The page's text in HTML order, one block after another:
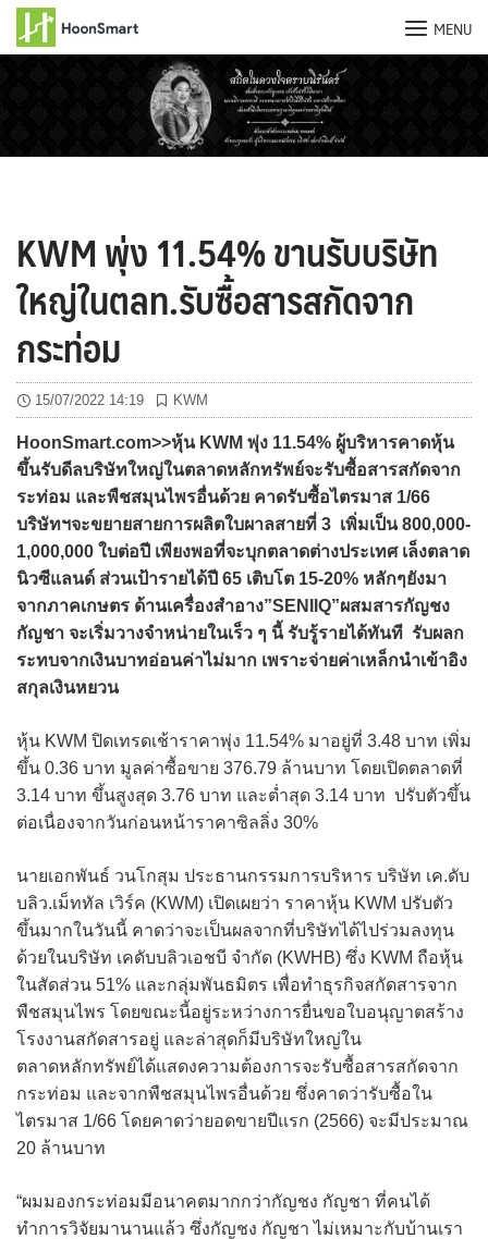
MENU
KWM พุ่ง 11.54% ขานรับบริษัท
ใหญ่ในตลท.รับซื้อสารสกัดจาก
กระท่อม
15/07/2022 14:19 KWM
HoonSmart.com>>หุ้น KWM พุ่ง 11.54% ผู้บริหารคาดหุ้น
ขึ้นรับดีลบริษัทใหญ่ในตลาดหลักทรัพย์จะรับซื้อสารสกัดจาก
ระท่อม และพืชสมุนไพรอื่นด้วย คาดรับซื้อไตรมาส 1/66
บริษัทฯจะขยายสายการผลิตใบผาลสายที่ 3 เพิ่มเป็น 800,000-
1,000,000 ใบต่อปี เพียงพอที่จะบุกตลาดต่างประเทศ เล็งตลาด
นิวซีแลนด์ ส่วนเป้ารายได้ปี 65 เติบโต 15-20% หลักๆยังมา
จากภาคเกษตร ด้านเครื่องสำอาง”SENIIQ”ผสมสารกัญชง
กัญชา จะเริ่มวางจำหน่ายในเร็ว ๆ นี้ รับรู้รายได้ทันที รับผลก
ระทบจากเงินบาทอ่อนค่าไม่มาก เพราะจ่ายค่าเหล็กนำเข้าอิง
สกุลเงินหยวน
หุ้น KWM ปิดเทรดเช้าราคาพุ่ง 11.54% มาอยู่ที่ 3.48 บาท เพิ่ม
ขึ้น 0.36 บาท มูลค่าซื้อขาย 376.79 ล้านบาท โดยเปิดตลาดที่
3.14 บาท ขึ้นสูงสุด 3.76 บาท และต่ำสุด 3.14 บาท ปรับตัวขึ้น
ต่อเนื่องจากวันก่อนหน้าราคาซิลลิ่ง 30%
นายเอกพันธ์ วนโกสุม ประธานกรรมการบริหาร บริษัท เค.ดับ
บลิว.เม็ททัล เวิร์ค (KWM) เปิดเผยว่า ราคาหุ้น KWM ปรับตัว
ขึ้นมากในวันนี้ คาดว่าจะเป็นผลจากที่บริษัทได้ไปร่วมลงทุน
ด้วยในบริษัท เคดับบลิวเอชบี จำกัด (KWHB) ซึ่ง KWM ถือหุ้น
ในสัดส่วน 51% และกลุ่มพันธมิตร เพื่อทำธุรกิจสกัดสารจาก
พืชสมุนไพร โดยขณะนี้อยู่ระหว่างการยื่นขอใบอนุญาตสร้าง
โรงงานสกัดสารอยู่ และล่าสุดก็มีบริษัทใหญ่ใน
ตลาดหลักทรัพย์ได้แสดงความต้องการจะรับซื้อสารสกัดจาก
กระท่อม และจากพืชสมุนไพรอื่นด้วย ซึ่งคาดว่ารับซื้อใน
ไตรมาส 1/66 โดยคาดว่ายอดขายปีแรก (2566) จะมีประมาณ
20 ล้านบาท
“ผมมองกระท่อมมีอนาคตมากกว่ากัญชง กัญชา ที่คนได้
ทำการวิจัยมานานแล้ว ซึ่งกัญชง กัญชา ไม่เหมาะกับบ้านเรา